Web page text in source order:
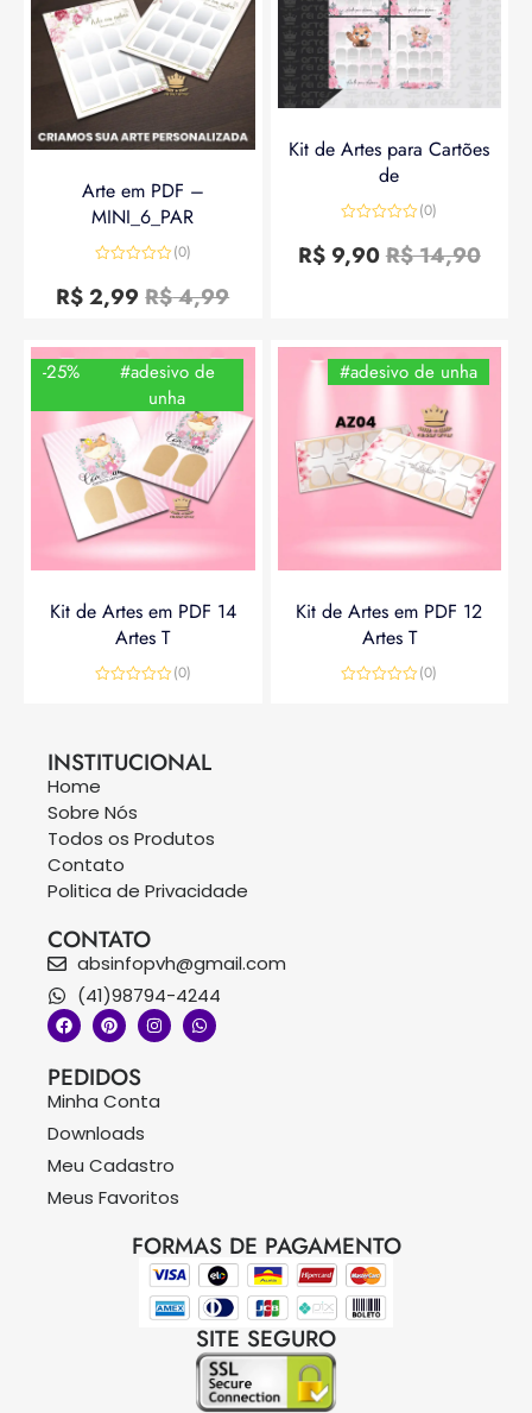
Arte em PDF –
MINI_6_PAR
0
de
(0)
R$4,99
R$2,99
Kit de Artes para Cartões
de
0
de
(0)
R$14,90
R$9,90
-25%
#adesivo de
unha
Kit de Artes em PDF 14
Artes T
(0)
#adesivo de unha
Kit de Artes em PDF 12
Artes T
(0)
INSTITUCIONAL
Home
Sobre Nós
Todos os Produtos
Contato
Politica de Privacidade
CONTATO
absinfopvh@gmail.com
(41)98794-4244
PEDIDOS
Minha Conta
Downloads
Meu Cadastro
Meus Favoritos
FORMAS DE PAGAMENTO
SITE SEGURO